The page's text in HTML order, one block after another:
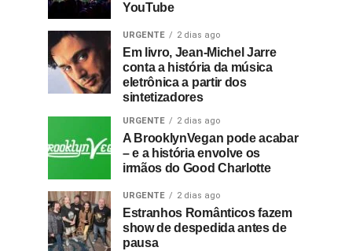
YouTube
URGENTE 2 dias ago
Em livro, Jean-Michel Jarre
conta a história da música
eletrônica a partir dos
sintetizadores
URGENTE 2 dias ago
A BrooklynVegan pode acabar
– e a história envolve os
irmãos do Good Charlotte
URGENTE 2 dias ago
Estranhos Românticos fazem
show de despedida antes de
pausa